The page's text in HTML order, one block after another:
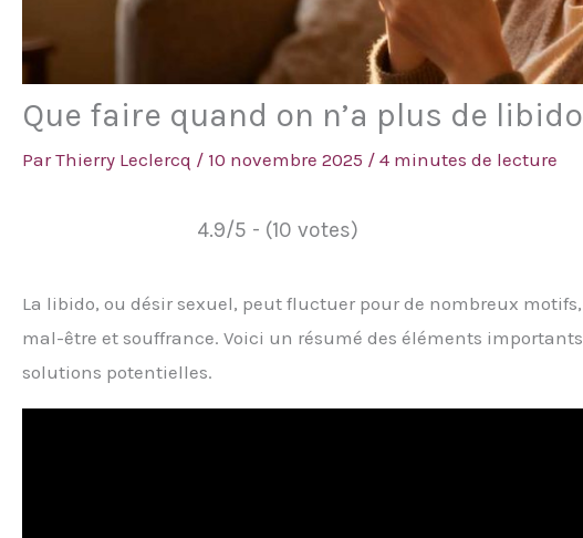
Que faire quand on n’a plus de
ParThierry Leclercq / 10 novembre 2025 / 4 minutes de lecture
4.9/5 - (10 votes)
La libido, ou désir sexuel, peut fluctuer pour de nombreux
mal-être et souffrance. Voici un résumé des éléments
solutions potentielles.